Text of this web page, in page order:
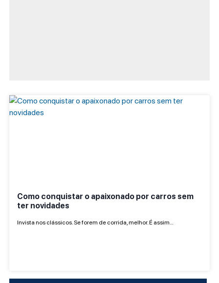
Como conquistar o apaixonado por carros sem
ter novidades
Invista nos clássicos. Se forem de corrida, melhor. É assim…